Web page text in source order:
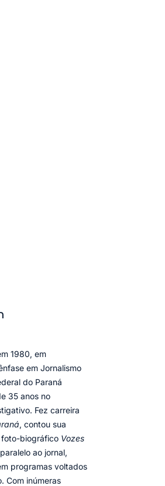
1980, em
em Jornalismo
do Paraná
35 anos no
Fez carreira
, contou sua
foto-biográfico Vozes
ao jornal,
programas voltados
Com inúmeras